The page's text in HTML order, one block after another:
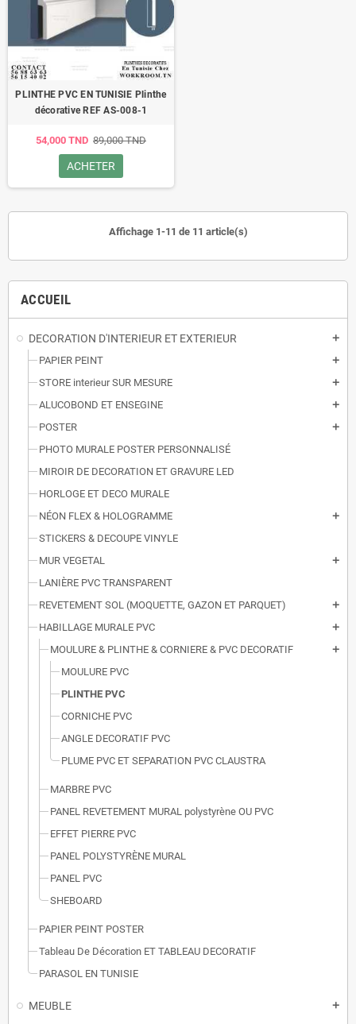
ACCUEIL
DECORATION D'INTERIEUR ET EXTERIEUR add
PAPIER PEINT add
STORE interieur SUR MESURE add
ALUCOBOND ET ENSEGINE add
POSTER add
PHOTO MURALE POSTER PERSONNALISÉ
MIROIR DE DECORATION ET GRAVURE LED
HORLOGE ET DECO MURALE
NÉON FLEX & HOLOGRAMME
add
STICKERS & DECOUPE VINYLE
MUR VEGETAL
add
LANIÈRE PVC TRANSPARENT
REVETEMENT SOL (MOQUETTE, GAZON ET PARQUET)
add
HABILLAGE MURALE PVC add
MOULURE & PLINTHE & CORNIERE & PVC DECORATIF add
MOULURE PVC
PLINTHE PVC
CORNICHE PVC
ANGLE DECORATIF PVC
PLUME PVC ET SEPARATION PVC CLAUSTRA
MARBRE PVC
PANEL REVETEMENT MURAL polystyrène OU PVC
EFFET PIERRE PVC
PANEL POLYSTYRÈNE MURAL
PANEL PVC
SHEBOARD
PAPIER PEINT POSTER
Tableau De Décoration ET TABLEAU DECORATIF
PARASOL EN TUNISIE
MEUBLE add
PLINTHE PVC EN TUNISIE Plinthe
décorative REF AS-008-1
54,000 TND 89,000 TND
ACHETER
Affichage 1-11 de 11 article(s)